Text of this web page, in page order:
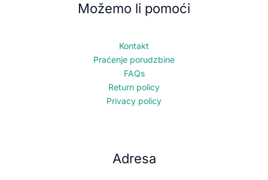
Možemo li pomoći
Kontakt
Praćenje porudzbine
FAQs
Return policy
Privacy policy
Adresa